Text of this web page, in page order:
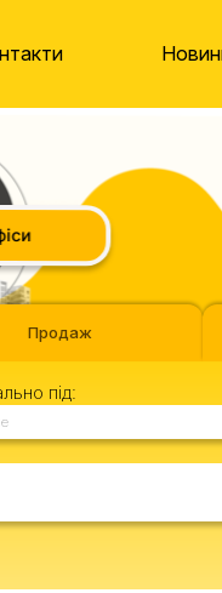
Продаж
під: